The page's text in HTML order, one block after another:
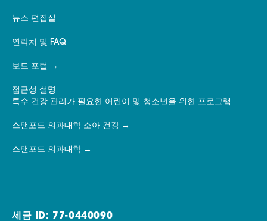
뉴스 편집실
연락처 및 FAQ
보드 포털
접근성 설명
특수 건강 관리가 필요한 어린이 및 청소년을 위한 프로그램
스탠포드 의과대학 소아 건강
스탠포드 의과대학
세금 ID: 77-0440090